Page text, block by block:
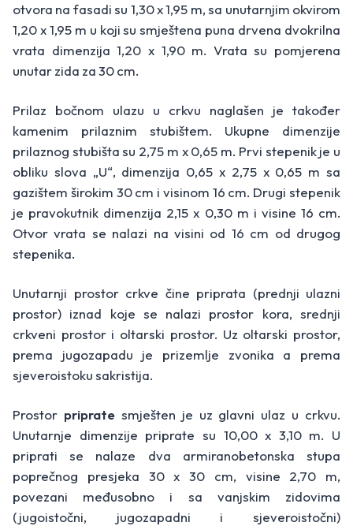
otvora na fasadi su 1,30 x 1,95 m, sa unutarnjim okvirom
1,20 x 1,95 m u koji su smještena puna drvena dvokrilna
vrata dimenzija 1,20 x 1,90 m. Vrata su pomjerena
unutar zida za 30 cm.
Prilaz bočnom ulazu u crkvu naglašen je također
kamenim prilaznim stubištem. Ukupne dimenzije
prilaznog stubišta su 2,75 m x 0,65 m. Prvi stepenik je u
obliku slova „U“, dimenzija 0,65 x 2,75 x 0,65 m sa
gazištem širokim 30 cm i visinom 16 cm. Drugi stepenik
je pravokutnik dimenzija 2,15 x 0,30 m i visine 16 cm.
Otvor vrata se nalazi na visini od 16 cm od drugog
stepenika.
Unutarnji prostor crkve čine priprata (prednji ulazni
prostor) iznad koje se nalazi prostor kora, srednji
crkveni prostor i oltarski prostor. Uz oltarski prostor,
prema jugozapadu je prizemlje zvonika a prema
sjeveroistoku sakristija.
Prostor pripratesmješten je uz glavni ulaz u crkvu.
Unutarnje dimenzije priprate su 10,00 x 3,10 m. U
priprati se nalaze dva armiranobetonska stupa
poprečnog presjeka 30 x 30 cm, visine 2,70 m,
povezani međusobno i sa vanjskim zidovima
(jugoistočni, jugozapadni i sjeveroistočni)